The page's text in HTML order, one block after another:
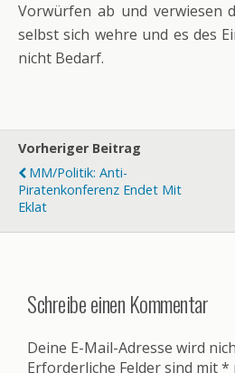
Vorwürfen ab und verwiesen
selbst sich wehre und es des
nicht Bedarf.
Vorheriger Beitrag
MM/Politik: Anti-
Piratenkonferenz Endet Mit
Eklat
Schreibe einen Kommentar
Deine E-Mail-Adresse wird
Erforderliche Felder sind mit*